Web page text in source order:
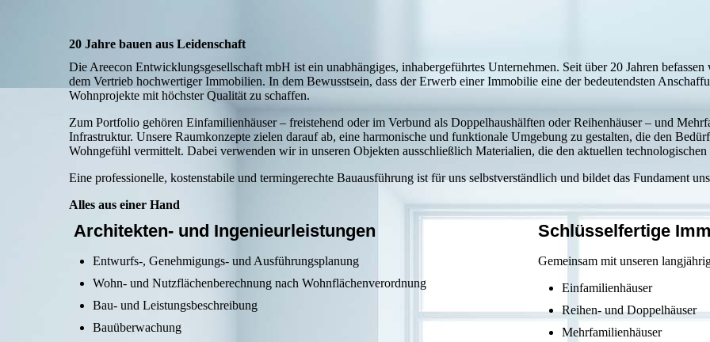
20 Jahre bauen aus Leidenschaft
Die Areecon Entwicklungsgesellschaft mbH ist ein unabhängiges, inhabergeführtes Unternehmen. Seit über 20 Jahren
dem Vertrieb hochwertiger Immobilien. In dem Bewusstsein, dass der Erwerb einer Immobilie eine der bedeutendsten
Wohnprojekte mit höchster Qualität zu schaffen.
Zum Portfolio gehören Einfamilienhäuser – freistehend oder im Verbund als Doppelhaushälften oder Reihenhäuser – und
Infrastruktur. Unsere Raumkonzepte zielen darauf ab, eine harmonische und funktionale Umgebung zu gestalten, die den
Wohngefühl vermittelt. Dabei verwenden wir in unseren Objekten ausschließlich Materialien, die den aktuellen technologischen
Eine professionelle, kostenstabile und termingerechte Bauausführung ist für uns selbstverständlich und bildet das Fundament
Alles aus einer Hand
Architekten- und Ingenieurleistungen
Entwurfs-, Genehmigungs- und Ausführungsplanung
Wohn- und Nutzflächenberechnung nach Wohnflächenverordnung
Bau- und Leistungsbeschreibung
Bauüberwachung
Schlüsselfertige
Gemeinsam mit unseren
Einfamilienhäuser
Reihen- und Doppelhäuser
Mehrfamilienhäuser